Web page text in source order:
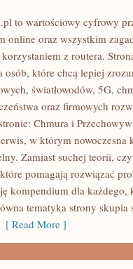
to wartościowy cyfrowy
online oraz wszystkim
z routera.
osób, które chcą lepiej
światłowodów, 5G,
oraz firmowych
Chmura i
w którym nowoczesna
Zamiast suchej teorii,
pomagają rozwiązać
kompendium dla
tematyka strony
[ Read More ]